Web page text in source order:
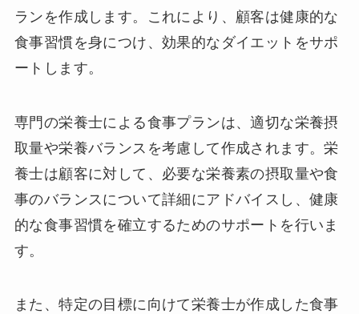
ランを作成します。これにより、顧客は健康的な
食事習慣を身につけ、効果的なダイエットをサポ
ートします。
専門の栄養士による食事プランは、適切な栄養摂
取量や栄養バランスを考慮して作成されます。栄
養士は顧客に対して、必要な栄養素の摂取量や食
事のバランスについて詳細にアドバイスし、健康
的な食事習慣を確立するためのサポートを行いま
す。
また、特定の目標に向けて栄養士が作成した食事